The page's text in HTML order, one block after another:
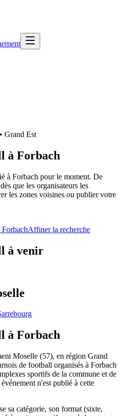
Grand Est
à Forbach
à Forbach pour le moment. De
que les organisateurs les
les zones voisines ou publier votre
Affiner la recherche
à venir
à Forbach
Moselle (57), en région Grand
de football organisés à Forbach
sportifs de la commune et de
n'est publié à cette
sa catégorie, son format (sixte,